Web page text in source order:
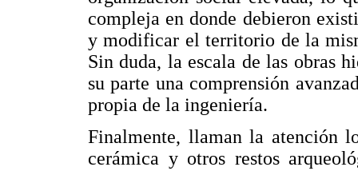
compleja en donde debieron
y modificar el territorio de la
Sin duda, la escala de las obras
su parte una comprensión
propia de la ingeniería.
Finalmente, llaman la atención
cerámica y otros restos